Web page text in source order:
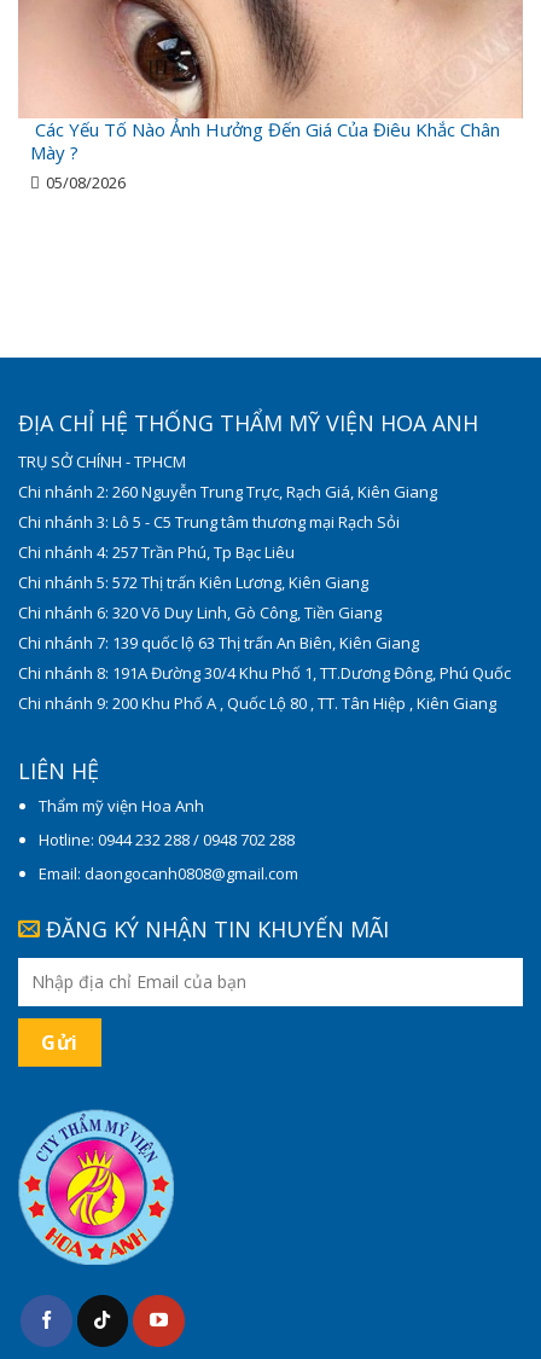
Các Yếu Tố Nào Ảnh Hưởng Đến Giá Của Điêu Khắc Chân
Mày ?
05/08/2026
ĐỊA CHỈ HỆ THỐNG THẨM MỸ VIỆN HOA ANH
TRỤ SỞ CHÍNH - TPHCM
Chi nhánh 2: 260 Nguyễn Trung Trực, Rạch Giá, Kiên Giang
Chi nhánh 3: Lô 5 - C5 Trung tâm thương mại Rạch Sỏi
Chi nhánh 4: 257 Trần Phú, Tp Bạc Liêu
Chi nhánh 5: 572 Thị trấn Kiên Lương, Kiên Giang
Chi nhánh 6: 320 Võ Duy Linh, Gò Công, Tiền Giang
Chi nhánh 7: 139 quốc lộ 63 Thị trấn An Biên, Kiên Giang
Chi nhánh 8: 191A Đường 30/4 Khu Phố 1, TT.Dương Đông, Phú Quốc
Chi nhánh 9: 200 Khu Phố A , Quốc Lộ 80 , TT. Tân Hiệp , Kiên Giang
LIÊN HỆ
Thẩm mỹ viện Hoa Anh
Hotline: 0944 232 288 / 0948 702 288
Email: daongocanh0808@gmail.com
ĐĂNG KÝ NHẬN TIN KHUYẾN MÃI